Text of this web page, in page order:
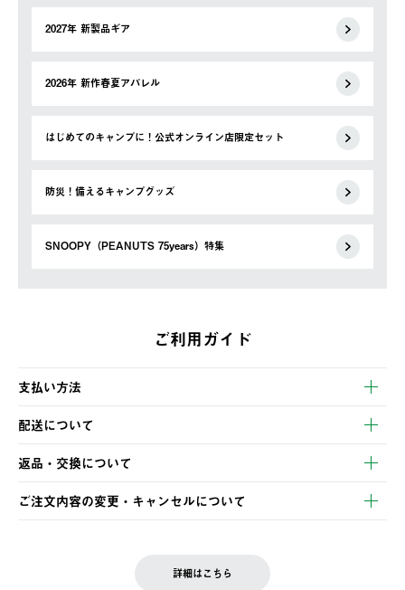
2027年 新製品ギア
2026年 新作春夏アパレル
はじめてのキャンプに！公式オンライン店限定セット
防災！備えるキャンプグッズ
SNOOPY（PEANUTS 75years）特集
ご利用ガイド
支払い方法
以下のいずれかの方法でお支払いいただけます。
・クレジットカード決済
・コンビニ決済
・Pay-easy決済
配送について
【発送スケジュール】
ご注文・ご入金完了より2営業日以内に商品を発送いたします。
土日祝の発送はございませんので、木曜日以降のご注文は週明け
の発送となる場合がございます。
返品・交換について
※お客様都合の場合
お客様都合の返品にかかる送料は、お客様ご負担とさせていただ
ご注文内容の変更・キャンセルについて
LOGOS FAMILY会員の方は、会員マイページ内 購入履歴画面に
詳細はこちら